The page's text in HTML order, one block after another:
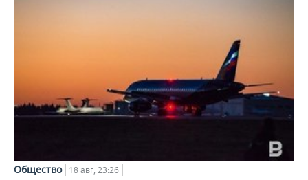
ВОЛЕЙБОЛ
ФИГУРНОЕ КАТАНИЕ
ИСТОРИЯ
МЕДИЦИНА
СПИСОК ПЕРСОН
ПОЛНАЯ ВЕРСИЯ
Общество 18 авг, 23:26